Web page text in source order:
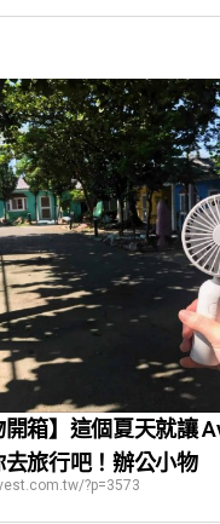
開箱】這個夏天就讓
去旅行吧！辦公小物
?p=3573